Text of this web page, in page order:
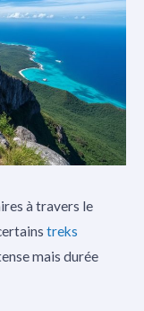
à travers le
treks
mais durée